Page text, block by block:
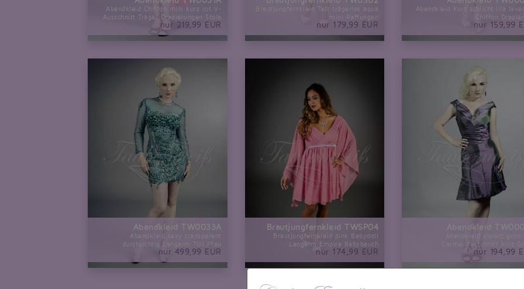
Abendkleid Chiffon mini kurz rot V-
Ausschnitt Träger Drapierungen Stola
nur 219,99 EUR
Brautjungfernkleid Taft trägerlos aqua
mini Raffungen
nur 179,99 EUR
Abendkleid kurz schlicht lila
Chiffon
nur 159,99
Abendkleid TW0033A
Abendkleid sexy transparent
durchsichtig Langarm Tüll Pfau
nur 499,99 EUR
Brautjungfernkleid TWSP04
Brautjungfernkleid pink Babydoll
Langarm Empire Babybauch
nur 174,99 EUR
Abendkleid
Abendkleid violett grün
Carmenausschnitt kurz
nur 194,99